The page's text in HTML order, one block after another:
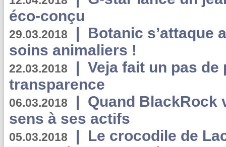
éco-conçu
29.03.2018 | Botanic s’attaque
soins animaliers !
22.03.2018 | Veja fait un pas de
transparence
06.03.2018 | Quand BlackRock
sens à ses actifs
05.03.2018 | Le crocodile de